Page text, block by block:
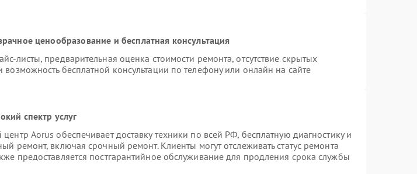
ценообразование и бесплатная консультация
листы, предварительная оценка стоимости ремонта, отсутствие скрытых
возможность бесплатной консультации по телефону или онлайн на сайте
спектр услуг
Aorus обеспечивает доставку техники по всей РФ, бесплатную диагностику и
ремонт, включая срочный ремонт. Клиенты могут отслеживать статус ремонта
предоставляется постгарантийное обслуживание для продления срока службы